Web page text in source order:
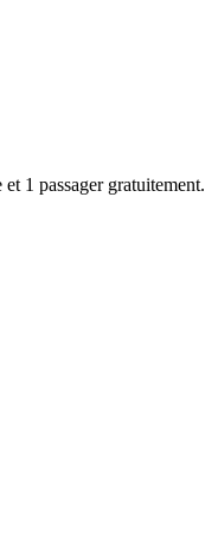
1 passager gratuitement.